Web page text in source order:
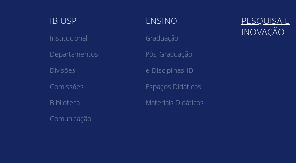
IB USP
Institucional
Departamentos
Divisões
Comissões
Biblioteca
Comunicação
ENSINO
Graduação
Pós-Graduação
e-Disciplinas-IB
Espaços Didáticos
Materiais Didáticos
PESQUISA E
INOVAÇÃO